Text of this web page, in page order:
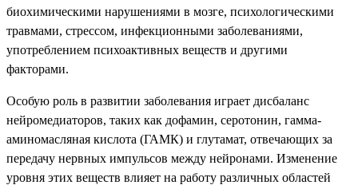
биохимическими нарушениями в мозге, психологическими
травмами, стрессом, инфекционными заболеваниями,
употреблением психоактивных веществ и другими
факторами.
Особую роль в развитии заболевания играет дисбаланс
нейромедиаторов, таких как дофамин, серотонин, гамма-
аминомасляная кислота (ГАМК) и глутамат, отвечающих за
передачу нервных импульсов между нейронами. Изменение
уровня этих веществ влияет на работу различных областей